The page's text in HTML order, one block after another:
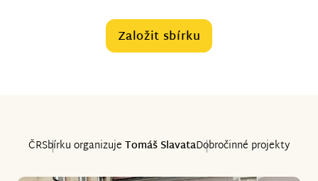
Založit sbírku
ČRSbírku organizuje Tomáš SlavataDobročinné projekty